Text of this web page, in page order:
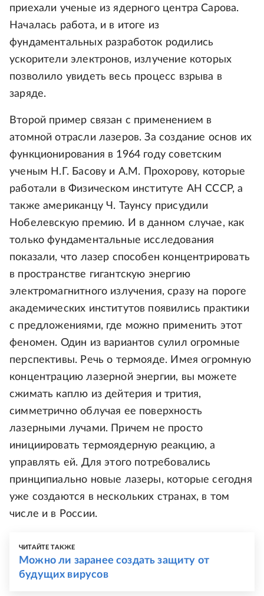
приехали ученые из ядерного центра Сарова.
Началась работа, и в итоге из
фундаментальных разработок родились
ускорители электронов, излучение которых
позволило увидеть весь процесс взрыва в
заряде.
Второй пример связан с применением в
атомной отрасли лазеров. За создание основ их
функционирования в 1964 году советским
ученым Н.Г. Басову и А.М. Прохорову, которые
работали в Физическом институте АН СССР, а
также американцу Ч. Таунсу присудили
Нобелевскую премию. И в данном случае, как
только фундаментальные исследования
показали, что лазер способен концентрировать
в пространстве гигантскую энергию
электромагнитного излучения, сразу на пороге
академических институтов появились практики
с предложениями, где можно применить этот
феномен. Один из вариантов сулил огромные
перспективы. Речь о термояде. Имея огромную
концентрацию лазерной энергии, вы можете
сжимать каплю из дейтерия и трития,
симметрично облучая ее поверхность
лазерными лучами. Причем не просто
инициировать термоядерную реакцию, а
управлять ей. Для этого потребовались
принципиально новые лазеры, которые сегодня
уже создаются в нескольких странах, в том
числе и в России.
ЧИТАЙТЕ ТАКЖЕ
Можно ли заранее создать защиту от
будущих вирусов